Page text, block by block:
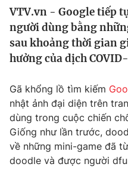
Thế giới
Tin tức
Thế giới đó đây
Kinh tế
Tài chính
Thị trường
Góc doanh nghiệp
Truyền hình
Phim VTV
Hậu trường
Giải trí
VTV.vn - Google tiếp
người dùng bằng
sau khoảng thời gian
hưởng của dịch
Gã khổng lồ tìm kiếm
nhật ảnh đại diện trên
dùng trong cuộc chiến
Giống như lần trước,
về những mini-game đã
doodle và được người